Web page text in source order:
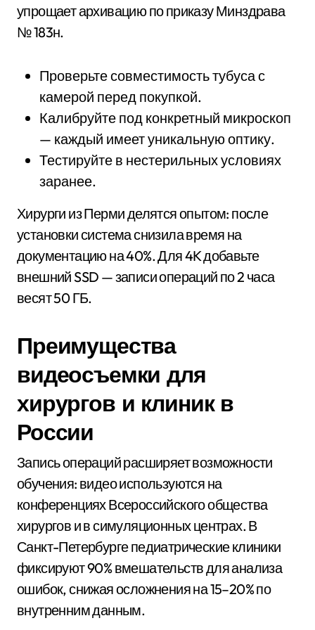
упрощает архивацию по приказу Минздрава
№ 183н.
Проверьте совместимость тубуса с
камерой перед покупкой.
Калибруйте под конкретный микроскоп
— каждый имеет уникальную оптику.
Тестируйте в нестерильных условиях
заранее.
Хирурги из Перми делятся опытом: после
установки система снизила время на
документацию на 40%. Для 4K добавьте
внешний SSD — записи операций по 2 часа
весят 50 ГБ.
Преимущества
видеосъемки для
хирургов и клиник в
России
Запись операций расширяет возможности
обучения: видео используются на
конференциях Всероссийского общества
хирургов и в симуляционных центрах. В
Санкт-Петербурге педиатрические клиники
фиксируют 90% вмешательств для анализа
ошибок, снижая осложнения на 15–20% по
внутренним данным.